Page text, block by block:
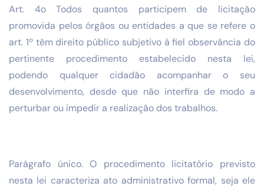
Art. 4o Todos quantos participem de licitação
promovida pelos órgãos ou entidades a que se refere o
art. 1º têm direito público subjetivo à fiel observância do
pertinente procedimento estabelecido nesta lei,
podendo qualquer cidadão acompanhar o seu
desenvolvimento, desde que não interfira de modo a
perturbar ou impedir a realização dos trabalhos.
Parágrafo único. O procedimento licitatório previsto
nesta lei caracteriza ato administrativo formal, seja ele